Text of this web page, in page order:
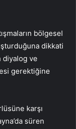
bölgesel
dikkati
diyalog ve
gerektiğine
karşı
süren